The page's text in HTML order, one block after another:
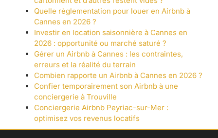
Quelle règlementation pour louer en Airbnb à
Cannes en 2026 ?
Investir en location saisonnière à Cannes en
2026 : opportunité ou marché saturé ?
Gérer un Airbnb à Cannes : les contraintes,
erreurs et la réalité du terrain
Combien rapporte un Airbnb à Cannes en 2026 ?
Confier temporairement son Airbnb à une
conciergerie à Trouville
Conciergerie Airbnb Peyriac-sur-Mer :
optimisez vos revenus locatifs